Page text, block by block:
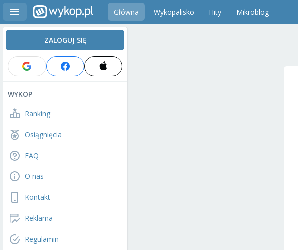
Główna Wykopalisko Hity Mikroblog
ZALOGUJ SIĘ
WYKOP
Ranking
Osiągnięcia
FAQ
O nas
Kontakt
Reklama
Regulamin